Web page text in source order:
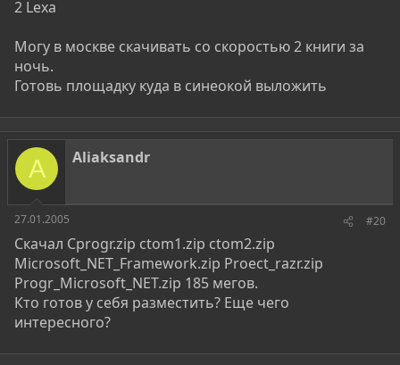
2 Lexa
Могу в москве скачивать со скоростью 2 книги за
ночь.
Готовь площадку куда в синеокой выложить
A Aliaksandr
27.01.2005 #20
Скачал Cprogr.zip ctom1.zip ctom2.zip
Microsoft_NET_Framework.zip Proect_razr.zip
Progr_Microsoft_NET.zip 185 мегов.
Кто готов у себя разместить? Еще чего
интересного?